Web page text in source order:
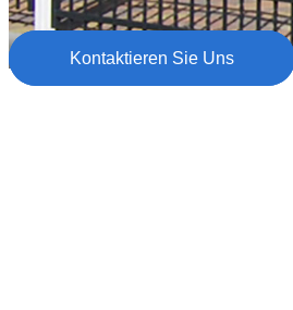
Kontaktieren Sie Uns